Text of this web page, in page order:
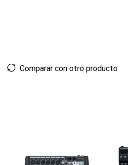
Comparar con otro producto